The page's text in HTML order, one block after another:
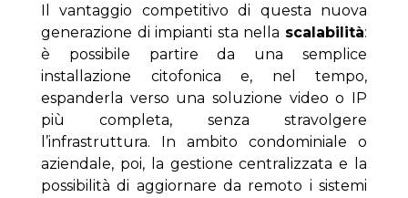
Il vantaggio competitivo di questa nuova
generazione di impianti sta nella scalabilità:
è possibile partire da una semplice
installazione citofonica e, nel tempo,
espanderla verso una soluzione video o IP
più completa, senza stravolgere
l’infrastruttura. In ambito condominiale o
aziendale, poi, la gestione centralizzata e la
possibilità di aggiornare da remoto i sistemi